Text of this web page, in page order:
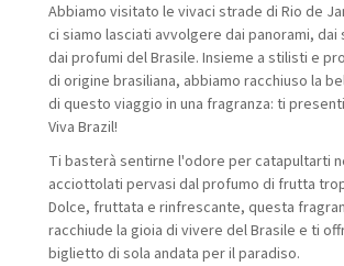
Abbiamo visitato le vivaci strade di Rio de
ci siamo lasciati avvolgere dai panorami, dai
dai profumi del Brasile. Insieme a stilisti e
di origine brasiliana, abbiamo racchiuso la
di questo viaggio in una fragranza: ti
Viva Brazil!
Ti basterà sentirne l'odore per catapultarti
acciottolati pervasi dal profumo di frutta
Dolce, fruttata e rinfrescante, questa
racchiude la gioia di vivere del Brasile e ti
biglietto di sola andata per il paradiso.